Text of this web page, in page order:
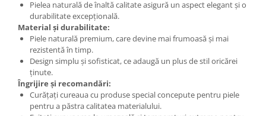
Pielea naturală de înaltă calitate asigură un aspect elegant și o
durabilitate excepțională.
Material și durabilitate:
Piele naturală premium, care devine mai frumoasă și mai
rezistentă în timp.
Design simplu și sofisticat, ce adaugă un plus de stil oricărei
ținute.
Îngrijire și recomandări:
Curățați cureaua cu produse special concepute pentru piele
pentru a păstra calitatea materialului.